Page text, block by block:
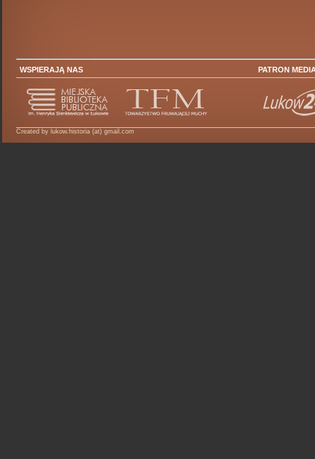
WSPIERAJĄ NAS PATRON
Created by lukow.historia (at) gmail.com